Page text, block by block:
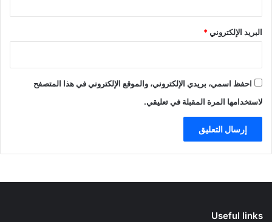
البريد الإلكتروني*
احفظ اسمي، بريدي الإلكتروني، والموقع الإلكتروني في هذا المتصفح
لاستخدامها المرة المقبلة في تعليقي.
Useful links